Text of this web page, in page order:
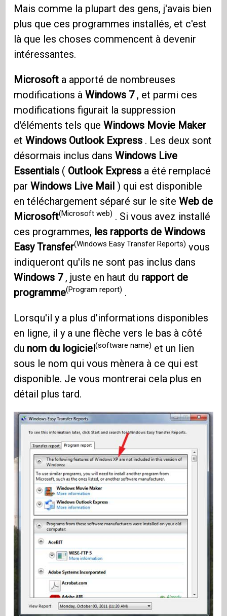
Mais comme la plupart des gens, j'avais bien
plus que ces programmes installés, et c'est
là que les choses commencent à devenir
intéressantes.
Microsoft a apporté de nombreuses
modifications àWindows 7, et parmi ces
modifications figurait la suppression
d'éléments tels queWindows Movie Maker
etWindows Outlook Express . Les deux sont
désormais inclus dansWindows Live
Essentials ( Outlook Express a été remplacé
parWindows Live Mail ) qui est disponible
en téléchargement séparé sur le siteWeb de
Microsoft(Microsoft web) . Si vous avez installé
ces programmes, les rapports de Windows
Easy Transfer(Windows Easy Transfer Reports) vous
indiqueront qu'ils ne sont pas inclus dans
Windows 7, juste en haut du rapport de
programme(Program report) .
Lorsqu'il y a plus d'informations disponibles
en ligne, il y a une flèche vers le bas à côté
du nom du logiciel(software name) et un lien
sous le nom qui vous mènera à ce qui est
disponible. Je vous montrerai cela plus en
détail plus tard.